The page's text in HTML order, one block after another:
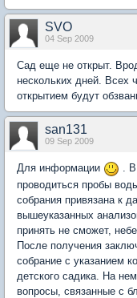
SVO
04 Sep 2009
Сад еще не открыт.
нескольких дней. Всех
открытием будут
san131
09 Sep 2009
Для информации
.
проводиться пробы
собрания привязана к
вышеуказанных
принять не сможет,
После получения
собрание с указанием
детского садика. На
вопросы, связанные с